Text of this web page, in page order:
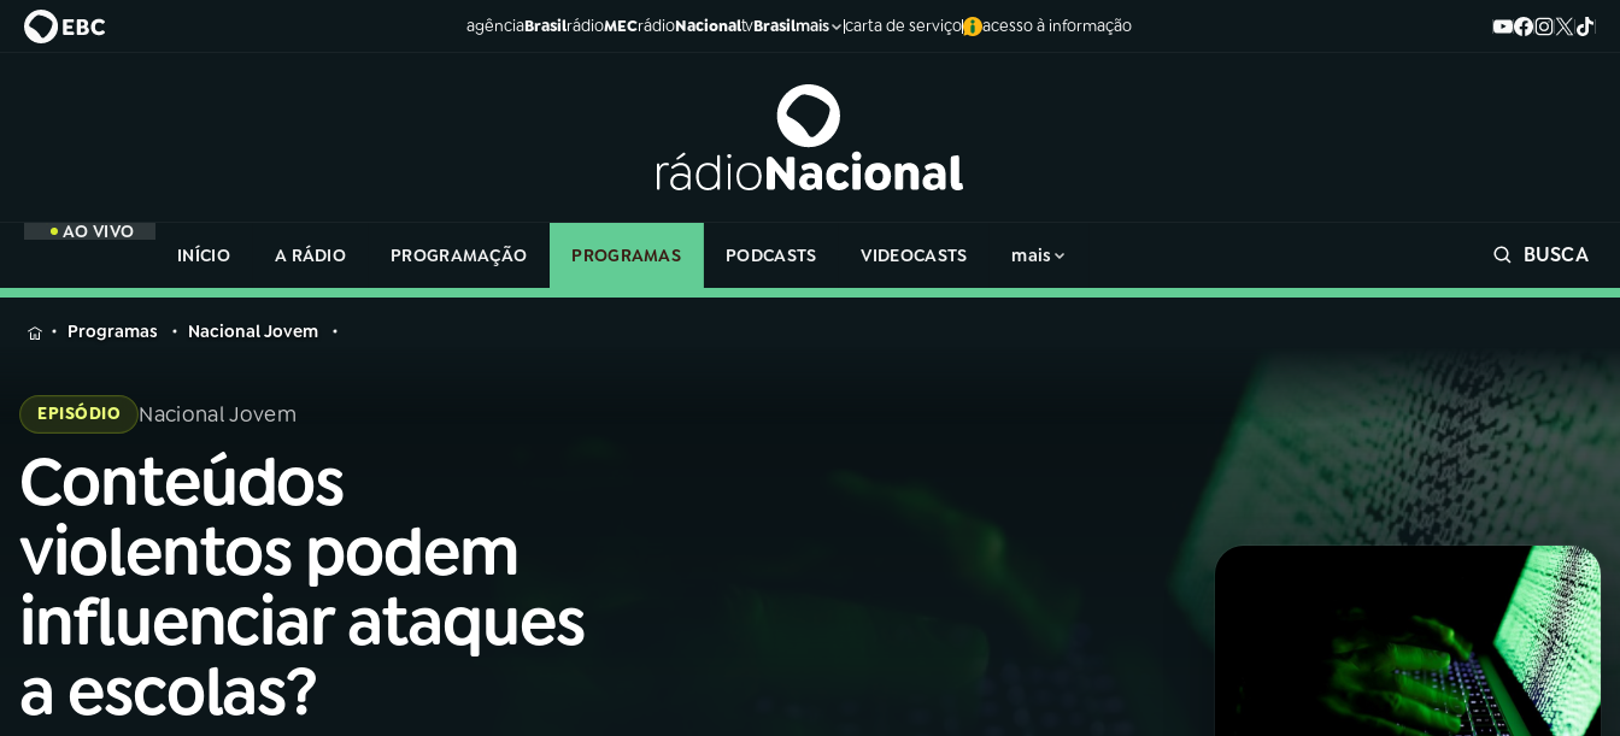
agênciaBrasilrádioMECrádioNacionaltvBrasilmais carta de serviço acesso à informação
AO VIVO
INÍCIO
A RÁDIO PROGRAMAÇÃO PROGRAMAS PODCASTS VIDEOCASTS mais BUSCA
MENU
Buscar
na
Rádio
Nacional
01INÍCIO
02A RÁDIO
na
Rádio
Programas Nacional Jovem
EPISÓDIO Nacional Jovem
Conteúdos
violentos podem
influenciar ataques
a escolas?